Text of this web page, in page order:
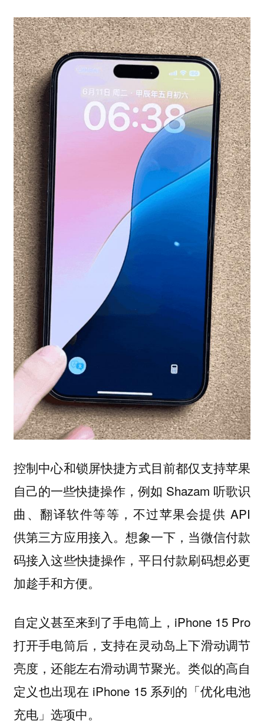
控制中心和锁屏快捷方式目前都仅支持苹果
自己的一些快捷操作，例如 Shazam 听歌识
曲、翻译软件等等，不过苹果会提供 API
供第三方应用接入。想象一下，当微信付款
码接入这些快捷操作，平日付款刷码想必更
加趁手和方便。
自定义甚至来到了手电筒上，iPhone 15 Pro
打开手电筒后，支持在灵动岛上下滑动调节
亮度，还能左右滑动调节聚光。类似的高自
定义也出现在 iPhone 15 系列的「优化电池
充电」选项中。